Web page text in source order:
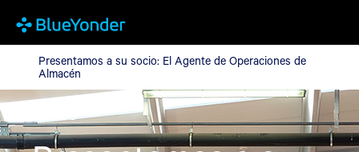
Presentamos a su socio: El Agente de Operaciones de Almacén
Presentamos a su socio: El Agente de Operaciones de
Almacén
BLOG